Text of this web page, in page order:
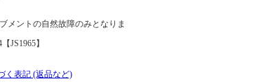
メントの自然故障のみとなりま
JS1965】
く表記 (返品など)